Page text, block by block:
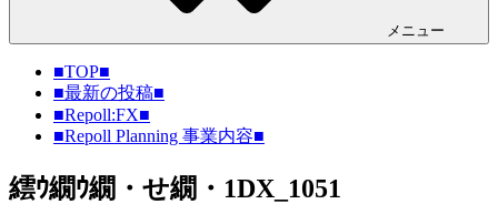
メニュー
■TOP■
■最新の投稿■
■Repoll:FX■
■Repoll Planning 事業内容■
繧ｳ繝ｳ繝・せ繝・1DX_1051